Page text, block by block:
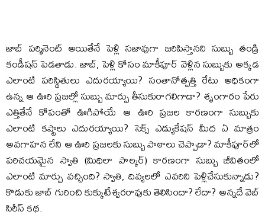
జాబ్ ప‌ర్మినెంట్ అయితేనే పెళ్లి స‌జావుగా జ‌రిపిస్తాన‌ని సుబ్బు తండ్రి
కండీష‌న్ పెడ‌తాడు. జాబ్‌, పెళ్లి కోసం మాకీపూర్ వెళ్లిన సుబ్బుకు అక్క‌డ
ఎలాంటి ప‌రిస్థితులు ఎదుర‌య్యాయి? సంతానోత్ప‌త్తి రేటు అధికంగా
ఉన్న ఆ ఊరి ప్ర‌జ‌ల్లో సుబ్బు మార్పు తీసుకురాగ‌లిగాడా? శృంగారం పేరు
ఎత్తితేనే కోపంతో ఊగిపోయే ఆ ఊరి ప్ర‌జ‌ల కార‌ణంగా సుబ్బుకు
ఎలాంటి క‌ష్టాలు ఎదుర‌య్యాయి? సెక్స్ ఎడ్యుకేష‌న్ మీద ఏ మాత్రం
అవ‌గాహ‌న లేని ఆ ఊరి ప్ర‌జ‌ల‌కు సుబ్బు పాఠాలు చెప్పాడా? మాకీపూర్‌లో
ప‌రిచ‌య‌మైన స్వాతి (మిథిలా పాల్క‌ర్‌) కార‌ణంగా సుబ్బు జీవితంలో
ఎలాంటి మార్పు వ‌చ్చింది? స్వాతి, దివ్య‌ల‌లో ఎవ‌రిని పెళ్లిచేసుకున్నాడు?
కొడుకు జాబ్ గురించి కుక్కుటేశ్వ‌ర‌రావుకు తెలిసిందా? లేదా? అన్న‌దే వెబ్
సిరీస్ క‌థ‌.